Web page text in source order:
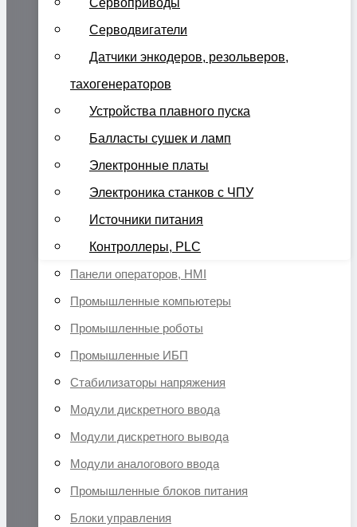
Сервоприводы
Серводвигатели
Датчики энкодеров, резольверов,
тахогенераторов
Устройства плавного пуска
Балласты сушек и ламп
Электронные платы
Электроника станков с ЧПУ
Источники питания
Контроллеры, PLC
Панели операторов, HMI
Промышленные компьютеры
Промышленные роботы
Промышленные ИБП
Стабилизаторы напряжения
Модули дискретного ввода
Модули дискретного вывода
Модули аналогового ввода
Промышленные блоков питания
Блоки управления